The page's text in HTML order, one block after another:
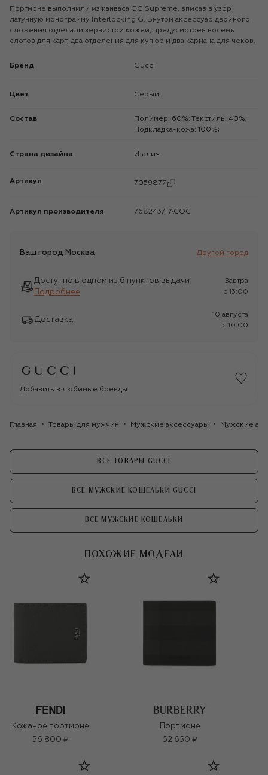
Портмоне выполнили из канваса GG Supreme, вписав в узор
латунную монограмму Interlocking G. Внутри аксессуар двойного
сложения отделали зернистой кожей, предусмотрев восемь
слотов для карт, два отделения для купюр и два кармана для чеков.
Бренд Gucci
Цвет Серый
Состав
Полимер: 60%; Текстиль: 40%;
Подкладка-кожа: 100%;
Страна дизайна Италия
Артикул 7059877
Артикул производителя 768243/FACQC
Ваш город Москва Другой город
Доступно в одном из 6 пунктов выдачи
Подробнее
Завтра
c 13:00
Доставка
10 августа
c 10:00
Добавить в любимые бренды
Главная Товары для мужчин Мужские аксессуары Мужские
ВСЕ ТОВАРЫ GUCCI
ВСЕ МУЖСКИЕ КОШЕЛЬКИ GUCCI
ВСЕ МУЖСКИЕ КОШЕЛЬКИ
ПОХОЖИЕ МОДЕЛИ
Кожаное портмоне
56 800 ₽
Портмоне
52 650 ₽